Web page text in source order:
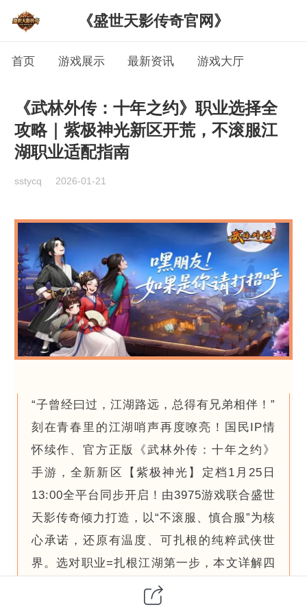
《盛世天影传奇官网》
首页 游戏展示 最新资讯 游戏大厅
《武林外传：十年之约》职业选择全
攻略｜紫极神光新区开荒，不滚服江
湖职业适配指南
sstycq 2026-01-21
“子曾经曰过，江湖路远，总得有兄弟相伴！”
刻在青春里的江湖哨声再度嘹亮！国民IP情
怀续作、官方正版《武林外传：十年之约》
手游，全新新区【紫极神光】定档1月25日
13:00全平台同步开启！由3975游戏联合盛世
天影传奇倾力打造，以“不滚服、慎合服”为核
心承诺，还原有温度、可扎根的纯粹武侠世
界。选对职业=扎根江湖第一步，本文详解四
大基础职业、转职分支、版本强度及养成策
略，助你精准适配玩法，零氪、微氪、冲榜